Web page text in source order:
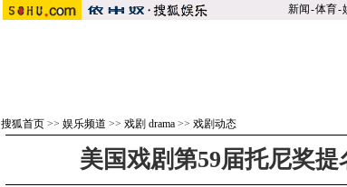
新闻-体育-
搜狐首页 >> 娱乐频道 >> 戏剧 drama >> 戏剧动态
美国戏剧第59届托尼奖